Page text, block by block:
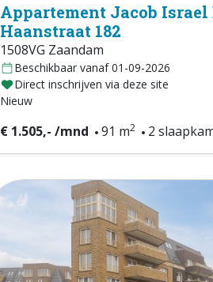
Appartement Jacob Israel
Haanstraat 182
1508VG Zaandam
Beschikbaar vanaf 01-09-2026
Direct inschrijven via deze site
Nieuw
€ 1.505,- /mnd 91 m2 2